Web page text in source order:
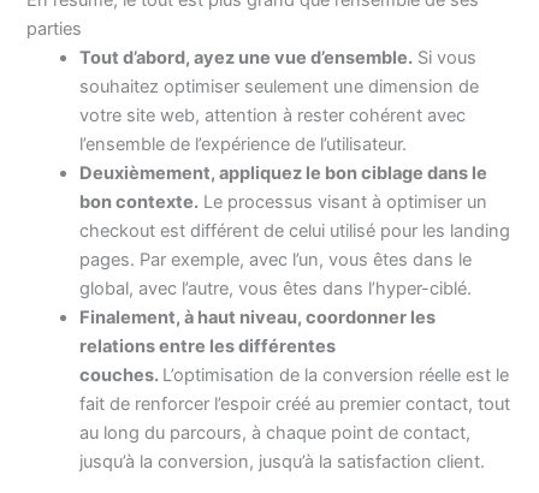
parties
Tout d’abord, ayez une vue d’ensemble. Si vous
souhaitez optimiser seulement une dimension de
votre site web, attention à rester cohérent avec
l’ensemble de l’expérience de l’utilisateur.
Deuxièmement, appliquez le bon ciblage dans le
bon contexte. Le processus visant à optimiser un
checkout est différent de celui utilisé pour les landing
pages. Par exemple, avec l’un, vous êtes dans le
global, avec l’autre, vous êtes dans l’hyper-ciblé.
Finalement, à haut niveau, coordonner les
relations entre les différentes
couches. L’optimisation de la conversion réelle est le
fait de renforcer l’espoir créé au premier contact, tout
au long du parcours, à chaque point de contact,
jusqu’à la conversion, jusqu’à la satisfaction client.